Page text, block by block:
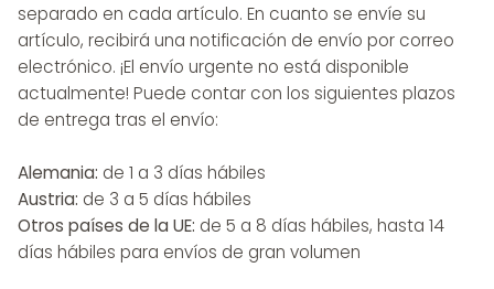
separado en cada artículo. En cuanto se envíe su
artículo, recibirá una notificación de envío por correo
electrónico. ¡El envío urgente no está disponible
actualmente! Puede contar con los siguientes plazos
de entrega tras el envío:
Alemania: de 1 a 3 días hábiles
Austria: de 3 a 5 días hábiles
Otros países de la UE: de 5 a 8 días hábiles, hasta 14
días hábiles para envíos de gran volumen